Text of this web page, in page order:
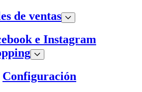
de ventas
e Instagram
Configuración